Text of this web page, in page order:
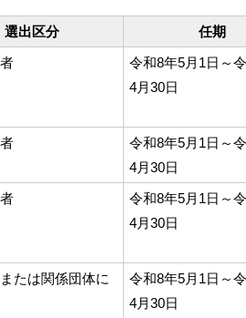
選出区分
任期
令和8年5月1日～
4月30日
令和8年5月1日～
4月30日
令和8年5月1日～
4月30日
たは関係団体に
令和8年5月1日～
4月30日